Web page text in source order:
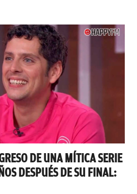
DE UNA MÍTICA SERIE
DESPUÉS DE SU FINAL: